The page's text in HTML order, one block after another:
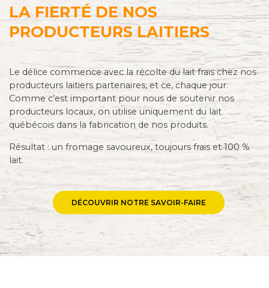
LA FIERTÉ DE NOS
PRODUCTEURS LAITIERS
Le délice commence avec la récolte du lait frais chez nos
producteurs laitiers partenaires, et ce, chaque jour.
Comme c’est important pour nous de soutenir nos
producteurs locaux, on utilise uniquement du lait
québécois dans la fabrication de nos produits.
Résultat : un fromage savoureux, toujours frais et 100 %
lait.
DÉCOUVRIR NOTRE SAVOIR-FAIRE